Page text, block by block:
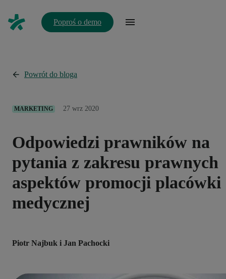
Poproś o demo
Powrót do bloga
MARKETING 27 wrz 2020
Odpowiedzi prawników na
pytania z zakresu prawnych
aspektów promocji placówki
medycznej
Piotr Najbuk i Jan Pachocki